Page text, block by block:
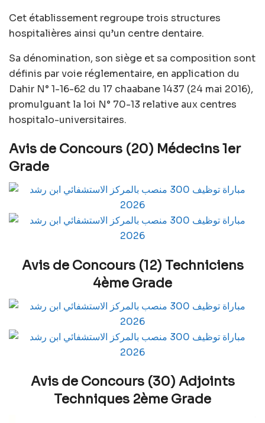
Cet établissement regroupe trois structures
hospitalières ainsi qu’un centre dentaire.
Sa dénomination, son siège et sa composition sont
définis par voie réglementaire, en application du
Dahir N° 1-16-62 du 17 chaabane 1437 (24 mai 2016),
promulguant la loi N° 70-13 relative aux centres
hospitalo-universitaires.
Avis de Concours (20) Médecins 1er
Grade
Avis de Concours (12) Techniciens
4ème Grade
Avis de Concours (30) Adjoints
Techniques 2ème Grade